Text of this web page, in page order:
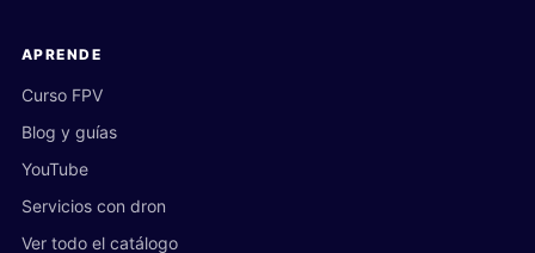
APRENDE
Curso FPV
Blog y guías
YouTube
Servicios con dron
Ver todo el catálogo